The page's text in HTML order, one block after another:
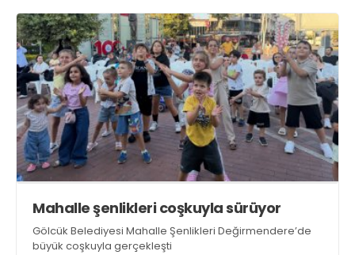
Mahalle şenlikleri coşkuyla sürüyor
Gölcük Belediyesi Mahalle Şenlikleri Değirmendere’de
büyük coşkuyla gerçekleşti